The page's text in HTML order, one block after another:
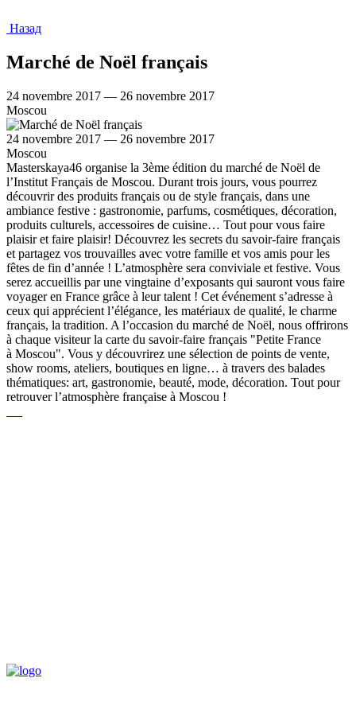
Назад
Marché de Noël français
24 novembre 2017 — 26 novembre 2017
Moscou
24 novembre 2017 — 26 novembre 2017
Moscou
Masterskaya46 organise la 3ème édition du marché de Noël de
l’Institut Français de Moscou. Durant trois jours, vous pourrez
découvrir des produits français ou de style français, dans une
ambiance festive : gastronomie, parfums, cosmétiques, décoration,
produits culturels, accessoires de cuisine… Tout pour vous faire
plaisir et faire plaisir! Découvrez les secrets du savoir-faire français
et partagez vos trouvailles avec votre famille et vos amis pour les
fêtes de fin d’année ! L’atmosphère sera conviviale et festive. Vous
serez accueillis par une vingtaine d’exposants qui sauront vous faire
voyager en France grâce à leur talent ! Cet événement s’adresse à
ceux qui apprécient l’élégance, les matériaux de qualité, le charme
français, la tradition. A l’occasion du marché de Noël, nous offrirons
à chaque visiteur la carte du savoir-faire français "Petite France
à Moscou". Vous y découvrirez une sélection de points de vente,
show rooms, ateliers, boutiques en ligne… à travers des balades
thématiques: art, gastronomie, beauté, mode, décoration. Tout pour
retrouver l’atmosphère française à Moscou !